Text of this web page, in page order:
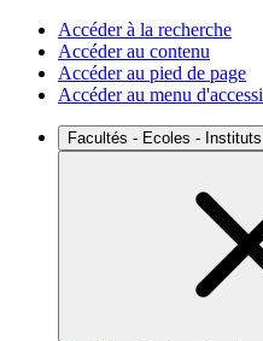
Accéder à la recherche
Accéder au contenu
Accéder au pied de page
Accéder au menu
Facultés - Ecoles - Instituts